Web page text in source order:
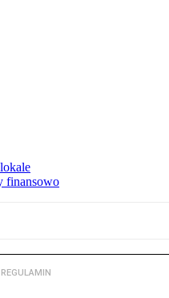
finansowo
REGULAMIN